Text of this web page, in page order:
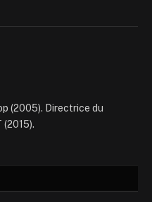
(2005). Directrice du
(2015).